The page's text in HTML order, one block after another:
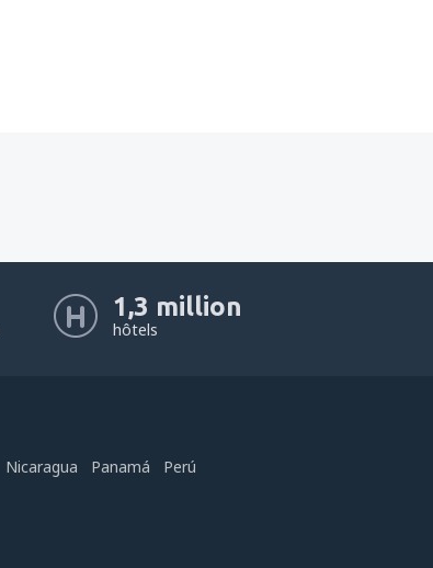
1,3 million
hôtels
Nicaragua Panamá
Perú